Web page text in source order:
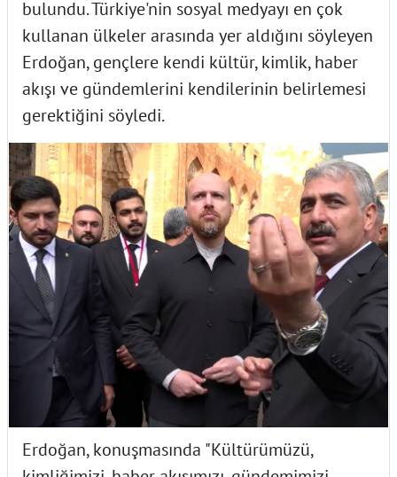
bulundu. Türkiye'nin sosyal medyayı en çok
kullanan ülkeler arasında yer aldığını söyleyen
Erdoğan, gençlere kendi kültür, kimlik, haber
akışı ve gündemlerini kendilerinin belirlemesi
gerektiğini söyledi.
Erdoğan, konuşmasında "Kültürümüzü,